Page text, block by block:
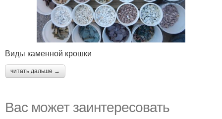
Виды каменной крошки
читать дальше →
Вас может заинтересовать